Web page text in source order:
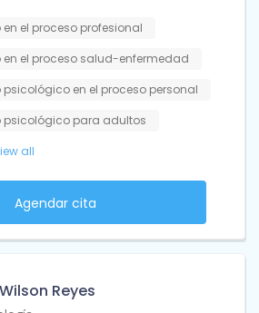
el proceso profesional
el proceso salud-enfermedad
en el proceso personal
para adultos
all
Agendar cita
Reyes